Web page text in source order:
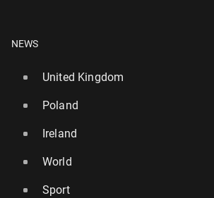
NEWS
United Kingdom
Poland
Ireland
World
Sport